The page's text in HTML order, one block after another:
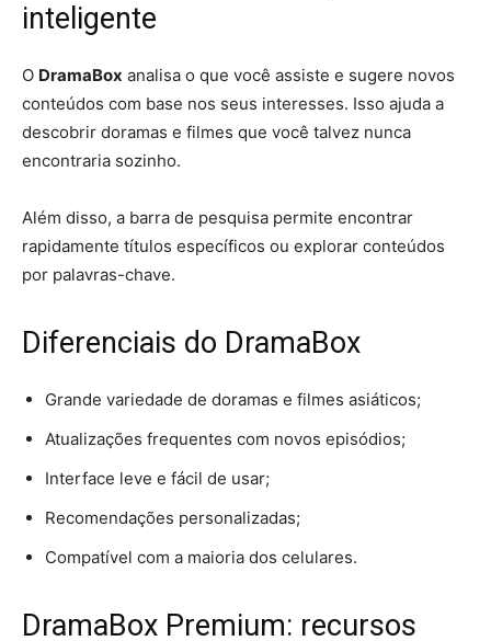
inteligente
O DramaBox analisa o que você assiste e sugere novos
conteúdos com base nos seus interesses. Isso ajuda a
descobrir doramas e filmes que você talvez nunca
encontraria sozinho.
Além disso, a barra de pesquisa permite encontrar
rapidamente títulos específicos ou explorar conteúdos
por palavras-chave.
Diferenciais do DramaBox
Grande variedade de doramas e filmes asiáticos;
Atualizações frequentes com novos episódios;
Interface leve e fácil de usar;
Recomendações personalizadas;
Compatível com a maioria dos celulares.
DramaBox Premium: recursos